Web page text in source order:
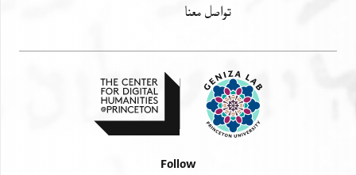
تواصل معنا
Follow